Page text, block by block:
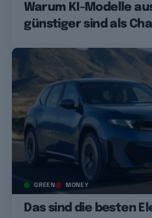
Warum KI-Modelle
günstiger sind als
GREEN MONEY
Das sind die besten